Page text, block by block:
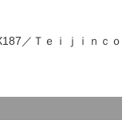
／Ｔｅｉｊｉｎｃｏ